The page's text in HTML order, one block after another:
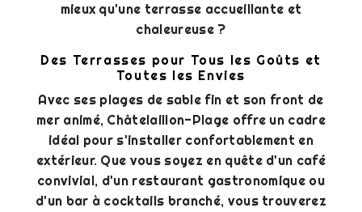
mieux qu'une terrasse accueillante et
chaleureuse ?
Des Terrasses pour Tous les Goûts et
Toutes les Envies
Avec ses plages de sable fin et son front de
mer animé, Châtelaillon-Plage offre un cadre
idéal pour s'installer confortablement en
extérieur. Que vous soyez en quête d'un café
convivial, d'un restaurant gastronomique ou
d'un bar à cocktails branché, vous trouverez